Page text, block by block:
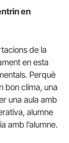
en
de la
en esta
Perquè
bon clima, una
una aula amb
alumne
amb l’alumne.